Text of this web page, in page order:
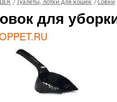
Туалеты, лотки для кошек Совки
для